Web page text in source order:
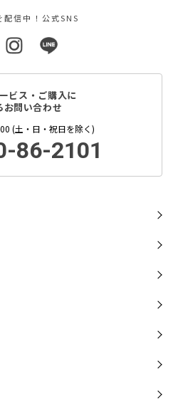
配信中！公式SNS
ビス・ご購入に
お問い合わせ
(土・日・祝日を除く)
86-2101